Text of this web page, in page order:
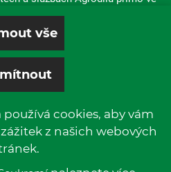
poště.
r. o. | All rights reserved.
cookies, aby vám
z našich webových